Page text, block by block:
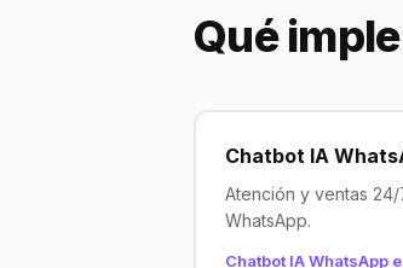
Qué
Chatbot IA
Atención y ventas
WhatsApp.
Chatbot IA WhatsApp